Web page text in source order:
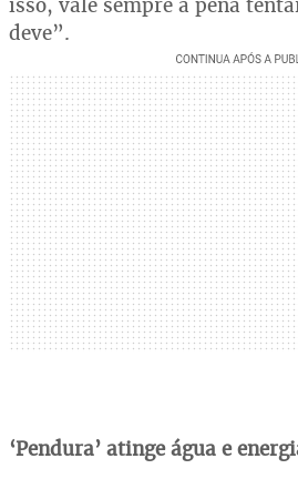
deve”.
‘Pendura’ atinge água e